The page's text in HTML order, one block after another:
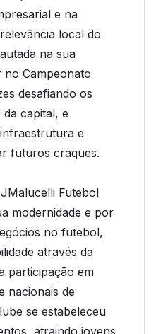
e na
local do
na sua
no Campeonato
desafiando os
da capital, e
e
futuros craques.
Futebol
modernidade e por
no futebol,
através da
participação em
nacionais de
se estabeleceu
atraindo jovens